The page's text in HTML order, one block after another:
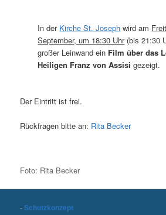
In der Kirche St. Joseph wird am
September, um 18:30 Uhr(bis 21:30
großer Leinwand ein Film über das
Heiligen Franz von Assisi gezeigt.
Der Eintritt ist frei.
Rückfragen bitte an: Rita Becker
Foto: Rita Becker
-Schutzkonzept